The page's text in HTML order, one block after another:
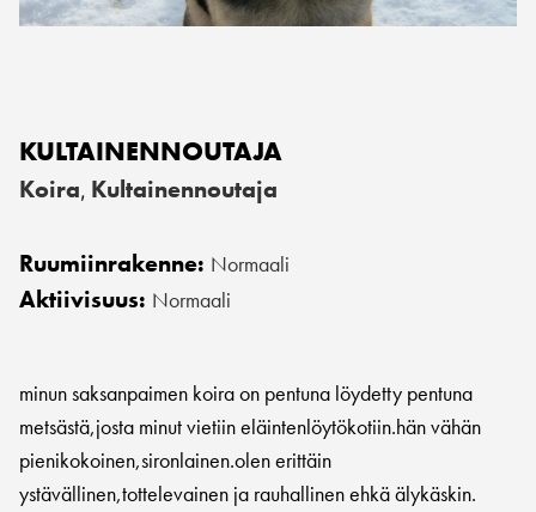
KULTAINENNOUTAJA
Koira, Kultainennoutaja
Ruumiinrakenne: Normaali
Aktiivisuus: Normaali
minun saksanpaimen koira on pentuna löydetty pentuna
metsästä,josta minut vietiin eläintenlöytökotiin.hän vähän
pienikokoinen,sironlainen.olen erittäin
ystävällinen,tottelevainen ja rauhallinen ehkä älykäskin.